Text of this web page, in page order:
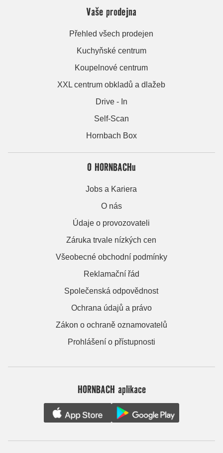
Vaše prodejna
Přehled všech prodejen
Kuchyňské centrum
Koupelnové centrum
XXL centrum obkladů a dlažeb
Drive - In
Self-Scan
Hornbach Box
O HORNBACHu
Jobs a Kariera
O nás
Údaje o provozovateli
Záruka trvale nízkých cen
Všeobecné obchodní podmínky
Reklamační řád
Společenská odpovědnost
Ochrana údajů a právo
Zákon o ochraně oznamovatelů
Prohlášení o přístupnosti
HORNBACH aplikace